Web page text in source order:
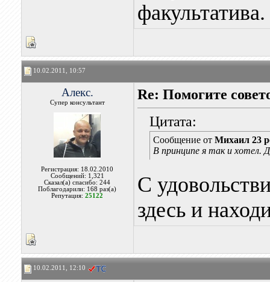
факультатива.
10.02.2011, 10:57
Алекс.
Супер консультант
Регистрация: 18.02.2010
Сообщений: 1,321
Сказал(а) спасибо: 244
Поблагодарили: 168 раз(а)
Репутация:25122
Re: Помогите
Цитата:
Сообщение от Михаил 23
В принципе я так и хотел.
С
здесь и
10.02.2011, 12:10